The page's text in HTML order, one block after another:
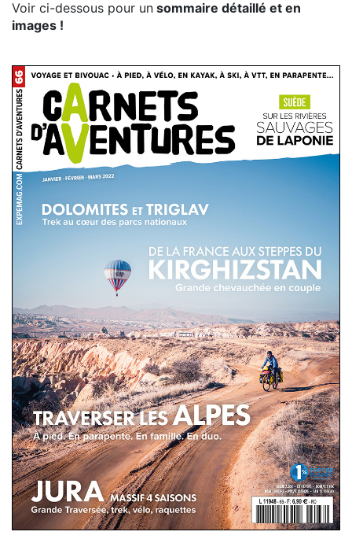
Voir ci-dessous pour un sommaire détaillé et en
images !